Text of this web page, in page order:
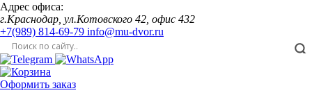
Адрес офиса:
г.Краснодар, ул.Котовского 42, офис 432
+7(989) 814-69-79 info@mu-dvor.ru
Оформить заказ